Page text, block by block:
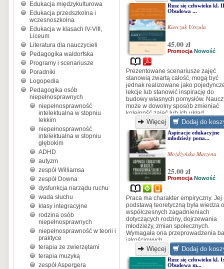
Edukacja międzykulturowa
Edukacja przedszkolna i
wczesnoszkolna
Edukacja w klasach IV-VIII,
Liceum
Literatura dla nauczycieli
Pedagogika waldorfska
Programy i scenariusze
Poradniki
Logopedia
Pedagogika osób
niepełnosprawnych
niepełnosprawność
intelektualna w stopniu
lekkim
niepełnosprawność
intelektualna w stopniu
głębokim
ADHD
autyzm
zespół Williamsa
zespół Downa
dysfunkcja narządu ruchu
wada słuchu
klasy integracyjne
rodzina osób
niepełnosprawnych
niepełnosprawność w teorii i
praktyce
terapia ze zwierzętami
terapia muzyką
zespół Aspergera
Rusz się człowieku kl.
Obudowa ...
Kierczak Urszula
45.00 zł
Promocja Nowość
Prezentowane scenariusze zajęć
stanowią zwartą całość, mogą być
jednak realizowane jako
lekcje lub stanowić inspirację do
budowy własnych pomysłów.
może w dowolny sposób zmieniać
kolejność zajęć lub ich układ,
dostosowując treści do tematów z
innych edukacji.
Więcej Dodaj do
Aspiracje edukacyjne
młodzieży pona...
Możdżyńska Marzena
25.00 zł
Promocja Nowość
Praca ma charakter empiryczny. Jej
podstawą teoretyczną była wiedza o
współczesnych zagadnieniach
dotyczących rodziny, dojrzewania
młodzieży, zmian społecznych.
Wymagała ona przeprowadzenia
jakościowych,
Więcej Dodaj do
Rusz się człowieku kl. I:
Obudowa m...